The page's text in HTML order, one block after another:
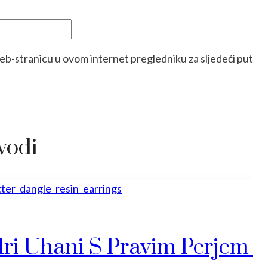
stranicu u ovom internet pregledniku za sljedeći
Uhani S Pravim